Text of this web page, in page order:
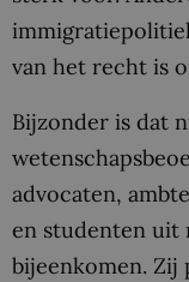
van het recht is
Bijzonder is dat
advocaten,
en studenten uit
bijeenkomen. Zij